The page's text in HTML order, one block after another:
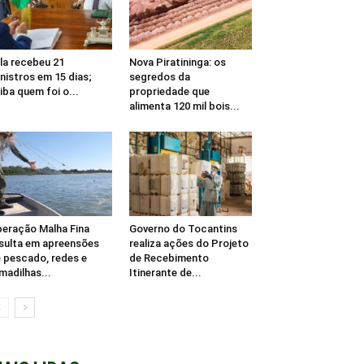
recebeu 21
em 15 dias;
quem foi o...
Nova Piratininga: os
segredos da
propriedade que
alimenta 120 mil bois...
Malha Fina
em apreensões
pescado, redes e
Governo do Tocantins
realiza ações do Projeto
de Recebimento
Itinerante de...